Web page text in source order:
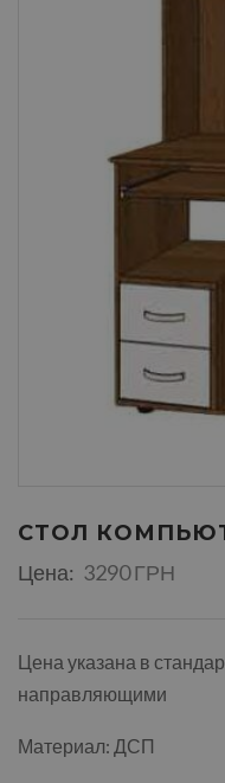
СТОЛ
Цена: 3290 ГРН
Цена указана в
направляющими
Материал: ДСП